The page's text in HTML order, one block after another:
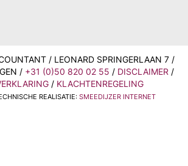
/ LEONARD SPRINGERLAAN 7 /
/ +31 (0)50 820 02 55 / DISCLAIMER /
/ KLACHTENREGELING
REALISATIE: SMEEDIJZER INTERNET